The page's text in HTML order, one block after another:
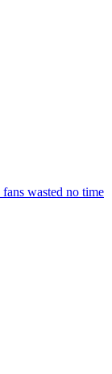
wasted no time